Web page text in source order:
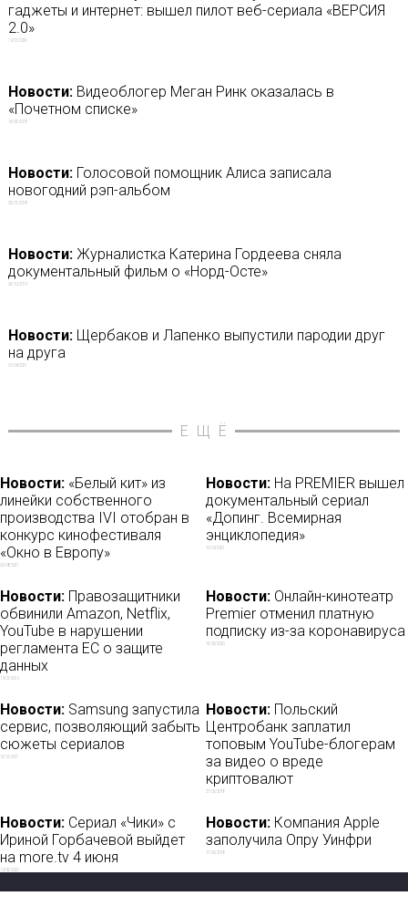
гаджеты и интернет: вышел пилот веб-сериала «ВЕРСИЯ
2.0»
19/07/2020
Новости:Видеоблогер Меган Ринк оказалась в
«Почетном списке»
16/05/2018
Новости:Голосовой помощник Алиса записала
новогодний рэп-альбом
05/01/2018
Новости:Журналистка Катерина Гордеева сняла
документальный фильм о «Норд-Осте»
26/10/2019
Новости:Щербаков и Лапенко выпустили пародии друг
на друга
01/04/2021
ЕЩЁ
Новости: «Белый кит» из
линейки собственного
производства IVI отобран в
конкурс кинофестиваля
«Окно в Европу»
26/08/2021
Новости: На PREMIER вышел
документальный сериал
«Допинг. Всемирная
энциклопедия»
16/09/2021
Новости: Правозащитники
обвинили Amazon, Netflix,
YouTube в нарушении
регламента ЕС о защите
данных
19/01/2019
Новости: Онлайн-кинотеатр
Premier отменил платную
подписку из-за коронавируса
15/03/2020
Новости: Samsung запустила
сервис, позволяющий забыть
сюжеты сериалов
10/12/2017
Новости: Польский
Центробанк заплатил
топовым YouTube-блогерам
за видео о вреде
криптовалют
27/02/2018
Новости: Сериал «Чики» с
Ириной Горбачевой выйдет
на more.tv 4 июня
19/05/2020
Новости: Компания Apple
заполучила Опру Уинфри
17/06/2018